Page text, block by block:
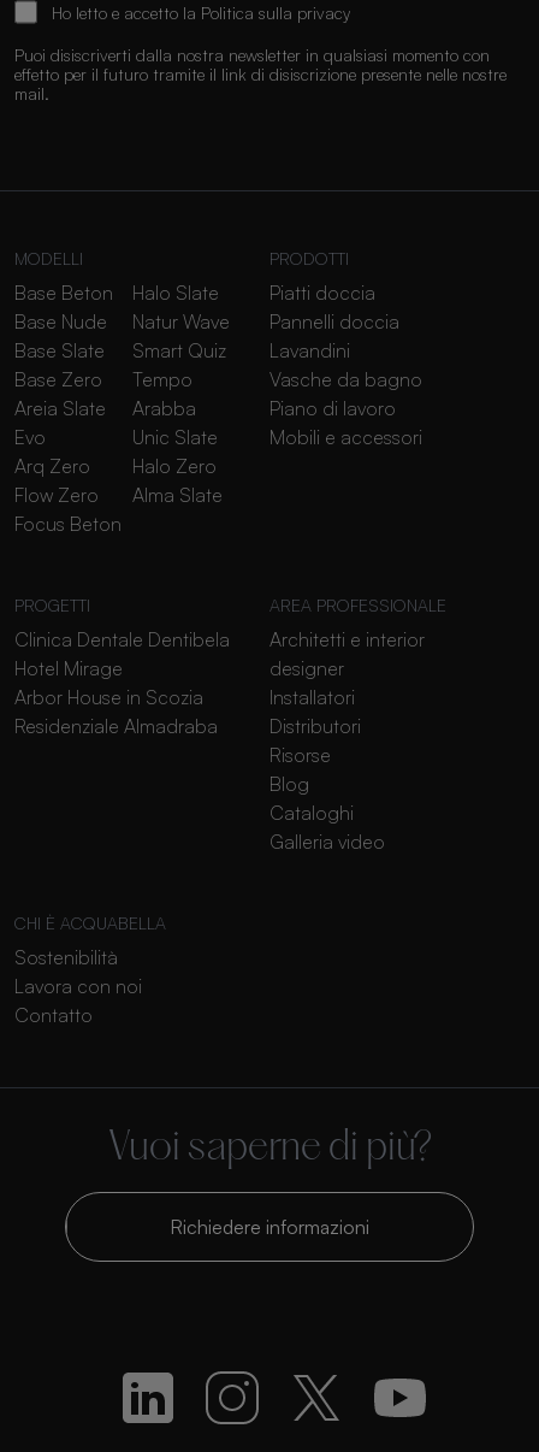
Ho letto e accetto la Politica sulla privacy
Puoi disiscriverti dalla nostra newsletter in qualsiasi momento con
effetto per il futuro tramite il link di disiscrizione presente nelle nostre
mail.
MODELLI
Base Beton
Base Nude
Base Slate
Base Zero
Areia Slate
Evo
Arq Zero
Flow Zero
Focus Beton
Halo Slate
Natur Wave
Smart Quiz
Tempo
Arabba
Unic Slate
Halo Zero
Alma Slate
PRODOTTI
Piatti doccia
Pannelli doccia
Lavandini
Vasche da bagno
Piano di lavoro
Mobili e accessori
PROGETTI
Clinica Dentale Dentibela
Hotel Mirage
Arbor House in Scozia
Residenziale Almadraba
AREA PROFESSIONALE
Architetti e interior
designer
Installatori
Distributori
Risorse
Blog
Cataloghi
Galleria video
CHI È ACQUABELLA
Sostenibilità
Lavora con noi
Contatto
Vuoi saperne di più?
Richiedere informazioni